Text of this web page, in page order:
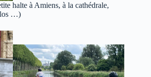
halte à Amiens, à la cathédrale,
…)